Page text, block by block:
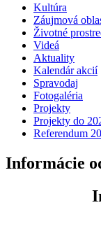
Kultúra
Záujmová
Životné
Videá
Aktuality
Kalendár akcií
Spravodaj
Fotogaléria
Projekty
Projekty do
Referendum
Informácie